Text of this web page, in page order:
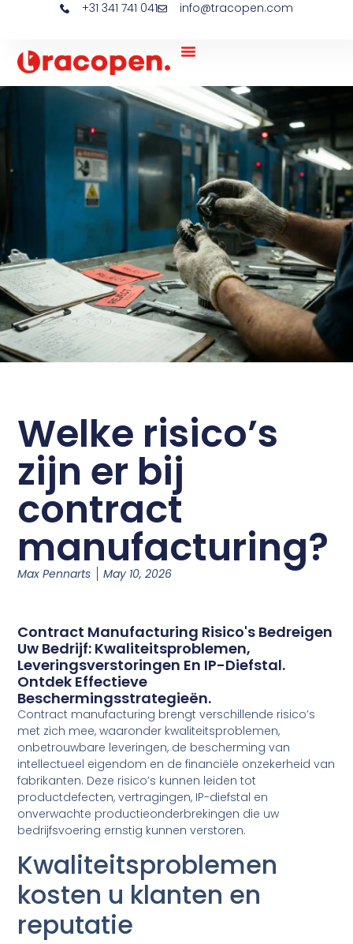
+31 341 741 041 info@tracopen.com
Welke risico’s
zijn er bij
contract
manufacturing?
Max Pennarts May 10, 2026
Contract Manufacturing Risico's Bedreigen
Uw Bedrijf: Kwaliteitsproblemen,
Leveringsverstoringen En IP-Diefstal.
Ontdek Effectieve
Beschermingsstrategieën.
Contract manufacturing brengt verschillende risico’s
met zich mee, waaronder kwaliteitsproblemen,
onbetrouwbare leveringen, de bescherming van
intellectueel eigendom en de financiële onzekerheid van
fabrikanten. Deze risico’s kunnen leiden tot
productdefecten, vertragingen, IP-diefstal en
onverwachte productieonderbrekingen die uw
bedrijfsvoering ernstig kunnen verstoren.
Kwaliteitsproblemen
kosten u klanten en
reputatie